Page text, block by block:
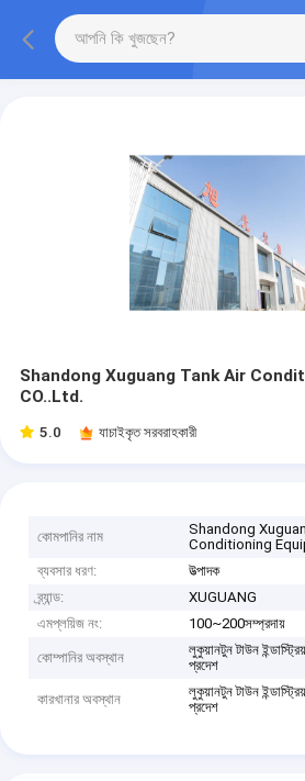
Shandong Xuguang Tank Air
CO..Ltd.
5.0 যাচাইকৃত সরবরাহকারী
কোমপানির নাম
Shandong
Conditioning
ব্যবসার ধরণ:
উত্পাদক
ব্র্যান্ড:
XUGUANG
এমপ্লয়িজ নং:
100~200সম্প্রদায়
কোম্পানির অবস্থান
লুকুয়ানটুন টাউন
প্রদেশ
কারখানার অবস্থান
লুকুয়ানটুন টাউন
প্রদেশ